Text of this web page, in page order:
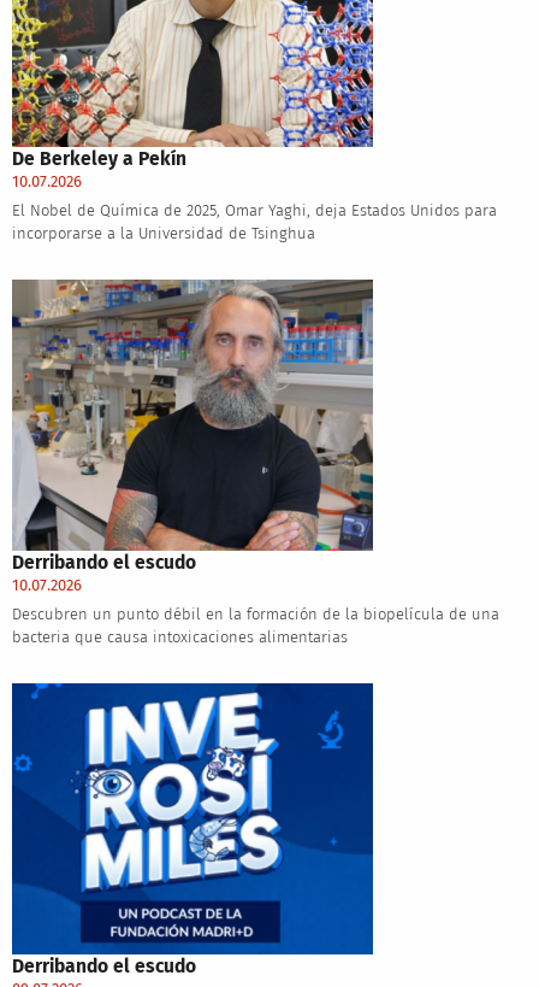
De Berkeley a Pekín
10.07.2026
El Nobel de Química de 2025, Omar Yaghi, deja Estados Unidos para
incorporarse a la Universidad de Tsinghua
Derribando el escudo
10.07.2026
Descubren un punto débil en la formación de la biopelícula de una
bacteria que causa intoxicaciones alimentarias
Derribando el escudo